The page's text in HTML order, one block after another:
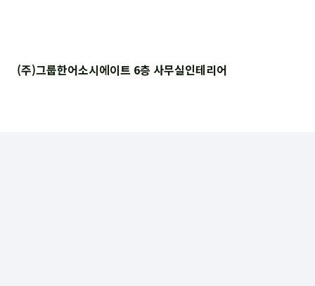
(주)그룹한어소시에이트 6층 사무실인테리어